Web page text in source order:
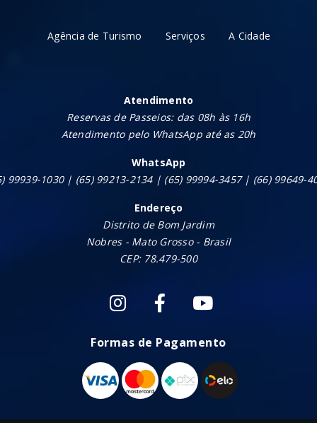
Agência de Turismo Serviços A Cidade
Atendimento
Reservas de Passeios: das 08h às 16h
Atendimento pelo WhatsApp até as 20h
WhatsApp
99939-1030 | (65) 99213-2134 | (65) 99994-3457 | (66) 99649-
Endereço
Distrito de Bom Jardim
Nobres - Mato Grosso - Brasil
CEP: 78.479-500
Formas de Pagamento